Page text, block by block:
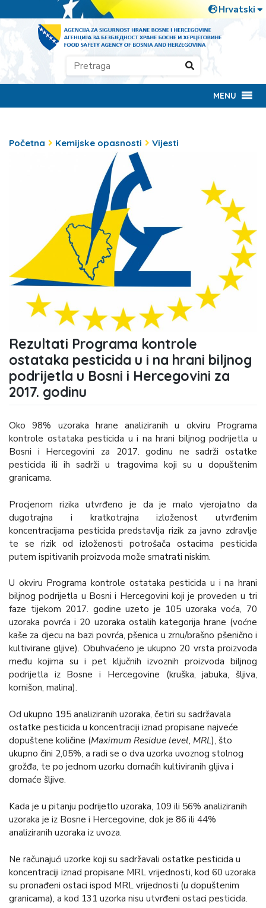
MENU
Početna Kemijske opasnosti Vijesti
Rezultati Programa kontrole
ostataka pesticida u i na hrani biljnog
podrijetla u Bosni i Hercegovini za
2017. godinu
Oko 98% uzoraka hrane analiziranih u okviru Programa
kontrole ostataka pesticida u i na hrani biljnog podrijetla u
Bosni i Hercegovini za 2017. godinu ne sadrži ostatke
pesticida ili ih sadrži u tragovima koji su u dopuštenim
granicama.
Procjenom rizika utvrđeno je da je malo vjerojatno da
dugotrajna i kratkotrajna izloženost utvrđenim
koncentracijama pesticida predstavlja rizik za javno zdravlje
te se rizik od izloženosti potrošača ostacima pesticida
putem ispitivanih proizvoda može smatrati niskim.
U okviru Programa kontrole ostataka pesticida u i na hrani
biljnog podrijetla u Bosni i Hercegovini koji je proveden u tri
faze tijekom 2017. godine uzeto je 105 uzoraka voća, 70
uzoraka povrća i 20 uzoraka ostalih kategorija hrane (voćne
kaše za djecu na bazi povrća, pšenica u zrnu/brašno pšenično i
kultivirane gljive). Obuhvaćeno je ukupno 20 vrsta proizvoda
među kojima su i pet ključnih izvoznih proizvoda biljnog
podrijetla iz Bosne i Hercegovine (kruška, jabuka, šljiva,
kornišon, malina).
Od ukupno 195 analiziranih uzoraka, četiri su sadržavala
ostatke pesticida u koncentraciji iznad propisane najveće
dopuštene količine (Maximum Residue level, MRL), što
ukupno čini 2,05%, a radi se o dva uzorka uvoznog stolnog
grožđa, te po jednom uzorku domaćih kultiviranih gljiva i
domaće šljive.
Kada je u pitanju podrijetlo uzoraka, 109 ili 56% analiziranih
uzoraka je iz Bosne i Hercegovine, dok je 86 ili 44%
analiziranih uzoraka iz uvoza.
Ne računajući uzorke koji su sadržavali ostatke pesticida u
koncentraciji iznad propisane MRL vrijednosti, kod 60 uzoraka
su pronađeni ostaci ispod MRL vrijednosti (u dopuštenim
granicama), a kod 131 uzorka nisu utvrđeni ostaci pesticida.